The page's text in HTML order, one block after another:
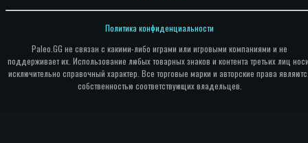
Paleo.GG не связан с какими-либо играми или игровыми компаниями и не
поддерживает их. Использование любых товарных знаков и контента третьих лиц
исключительно справочный характер. Все торговые марки и авторские права
собственностью соответствующих владельцев.
Политика конфиденциальности